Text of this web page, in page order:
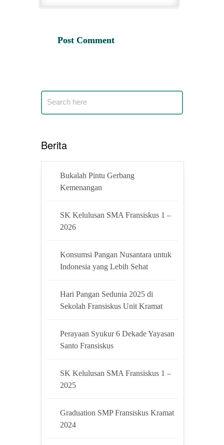
Berita
Bukalah Pintu Gerbang
Kemenangan
SK Kelulusan SMA Fransiskus 1 –
2026
Konsumsi Pangan Nusantara untuk
Indonesia yang Lebih Sehat
Hari Pangan Sedunia 2025 di
Sekolah Fransiskus Unit Kramat
Perayaan Syukur 6 Dekade Yayasan
Santo Fransiskus
SK Kelulusan SMA Fransiskus 1 –
2025
Graduation SMP Fransiskus Kramat
2024